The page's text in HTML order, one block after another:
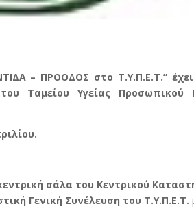
– ΠΡΟΟΔΟΣ στο Τ.Υ.Π.Ε.Τ.”
Ταμείου Υγείας Προσωπικού
σάλα του Κεντρικού
Γενική Συνέλευση του Τ.Υ.Π.Ε.Τ.